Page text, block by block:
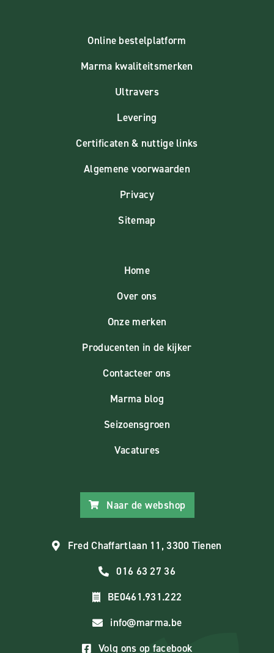
Online bestelplatform
Marma kwaliteitsmerken
Ultravers
Levering
Certificaten & nuttige links
Algemene voorwaarden
Privacy
Sitemap
Home
Over ons
Onze merken
Producenten in de kijker
Contacteer ons
Marma blog
Seizoensgroen
Vacatures
Naar de webshop
Fred Chaffartlaan 11, 3300 Tienen
016 63 27 36
BE0461.931.222
info@marma.be
Volg ons op facebook